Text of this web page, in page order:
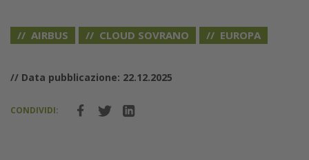
AIRBUS CLOUD SOVRANO EUROPA
// Data pubblicazione: 22.12.2025
CONDIVIDI: